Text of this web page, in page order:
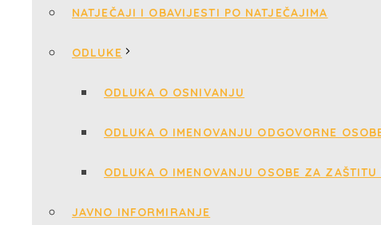
NATJEČAJI I OBAVIJESTI PO NATJEČAJIMA
ODLUKE
ODLUKA O OSNIVANJU
ODLUKA O IMENOVANJU ODGOVORNE
ODLUKA O IMENOVANJU OSOBE ZA
JAVNO INFORMIRANJE